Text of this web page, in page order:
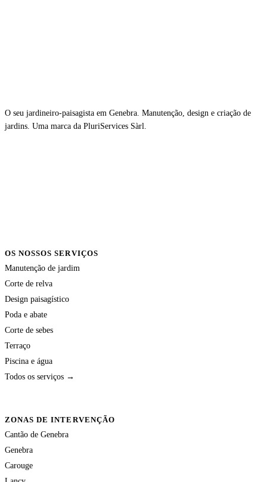
O seu jardineiro-paisagista em Genebra. Manutenção, design e criação de
jardins. Uma marca da PluriServices Sàrl.
OS NOSSOS SERVIÇOS
Manutenção de jardim
Corte de relva
Design paisagístico
Poda e abate
Corte de sebes
Terraço
Piscina e água
Todos os serviços →
ZONAS DE INTERVENÇÃO
Cantão de Genebra
Genebra
Carouge